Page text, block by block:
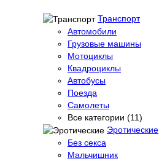
Транспорт
Автомобили
Грузовые машины
Мотоциклы
Квадроциклы
Автобусы
Поезда
Самолеты
Все категории (11)
Эротические
Без секса
Мальчишник